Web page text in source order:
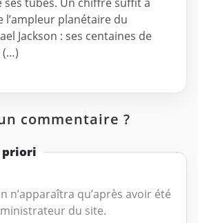
planétaire du
Jackson : ses centaines de
(…)
commentaire ?
priori
n’apparaîtra qu’après avoir été
du site.